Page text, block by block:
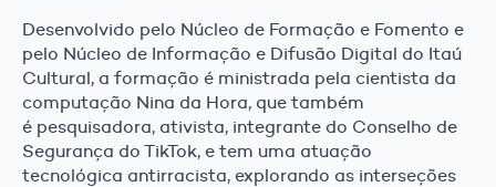
Desenvolvido pelo Núcleo de Formação e Fomento e
pelo Núcleo de Informação e Difusão Digital do Itaú
Cultural, a formação é ministrada pela cientista da
computação Nina da Hora, que também
é pesquisadora, ativista, integrante do Conselho de
Segurança do TikTok, e tem uma atuação
tecnológica antirracista, explorando as interseções